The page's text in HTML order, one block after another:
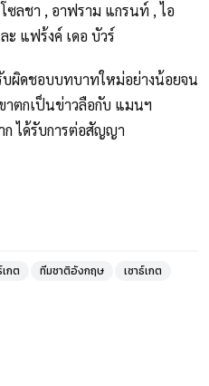
ซลชา , อาฟราม แกรนท์ , ไอ
ะ แฟร้งค์ เดอ บัวร์
บผิดชอบบทบาทใหม่อย่างน้อยจน
ตกเป็นข่าวลือกับ แมนฯ
ก ได้รับการต่อสัญญา
กต ทีมชาติอังกฤษ เซาธ์เกต